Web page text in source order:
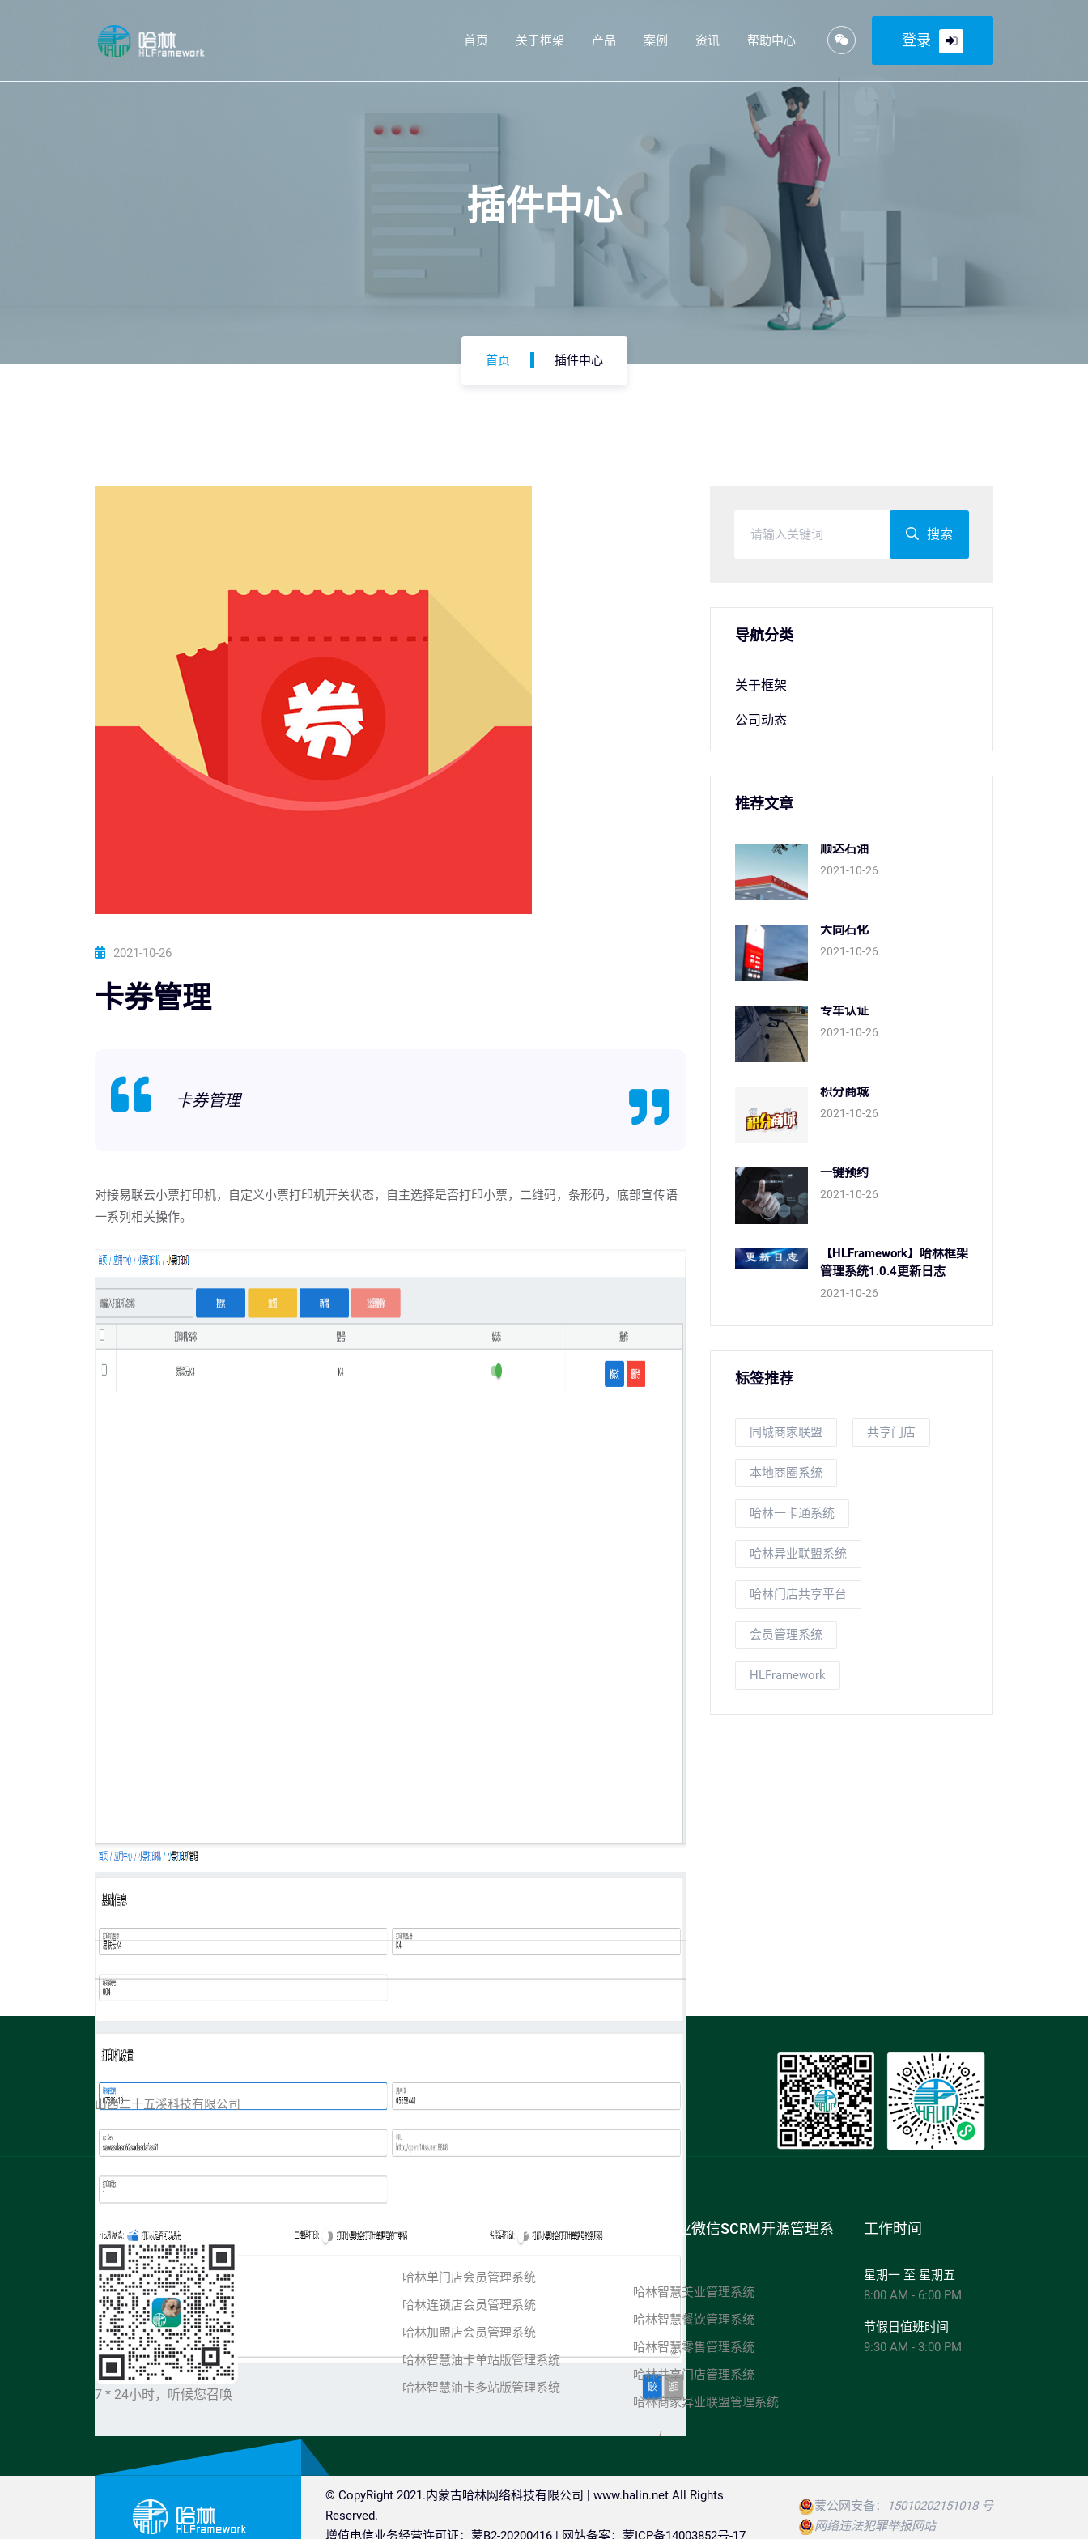
首页 关于框架 产品 案例 资讯 帮助中心 登录
插件中心
首页 插件中心
2021-10-26
卡券管理
卡券管理
对接易联云小票打印机，自定义小票打印机开关状态，自主选择是否打印小票，二维码，条形码，底部宣传语
一系列相关操作。
搜索
导航分类
关于框架
公司动态
推荐文章
顺达石油
2021-10-26
大同石化
2021-10-26
专车认证
2021-10-26
积分商城
2021-10-26
一键预约
2021-10-26
【HLFramework】哈林框架
管理系统1.0.4更新日志
2021-10-26
标签推荐
同城商家联盟 共享门店
本地商圈系统
哈林一卡通系统
哈林异业联盟系统
哈林门店共享平台
会员管理系统
HLFramework
山西二十五溪科技有限公司
有问题?请扫码
7 * 24小时，听候您召唤
哈林会员管理营销软件
哈林单门店会员管理系统
哈林连锁店会员管理系统
哈林加盟店会员管理系统
哈林智慧油卡单站版管理系统
哈林智慧油卡多站版管理系统
哈林企业微信SCRM开源管理系
哈林智慧美业管理系统
哈林智慧餐饮管理系统
哈林智慧零售管理系统
哈林共享门店管理系统
哈林商家异业联盟管理系统
工作时间
星期一 至 星期五
8:00 AM - 6:00 PM
节假日值班时间
9:30 AM - 3:00 PM
© CopyRight 2021.内蒙古哈林网络科技有限公司 | www.halin.net All Rights
Reserved.
增值电信业务经营许可证：蒙B2-20200416 | 网站备案： 蒙ICP备14003852号-17
蒙公网安备：
15010202151018 号
网络违法犯罪举报网站